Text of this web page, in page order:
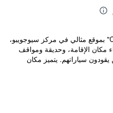
يقع مكان إقامة "Cheonjiyeon Hotel" بموقع مثالي في مركز سيوجويبو،
مكان الإقامة، وحديقة ومواقف
سياراتهم. يتميز مكان